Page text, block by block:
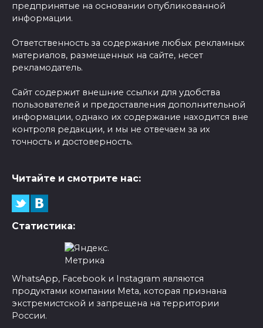
предпринятые на основании опубликованной
информации.
Ответственность за содержание любых рекламных
материалов, размещенных на сайте, несет
рекламодатель.
Сайт содержит внешние ссылки для удобства
пользователей и предоставления дополнительной
информации, однако их содержание находится вне
контроля редакции, и мы не отвечаем за их
точность и достоверность.
Читайте и смотрите нас:
Статистика:
WhatsApp, Facebook и Instagram являются
продуктами компании Meta, которая признана
экстремистской и запрещена на территории
России.